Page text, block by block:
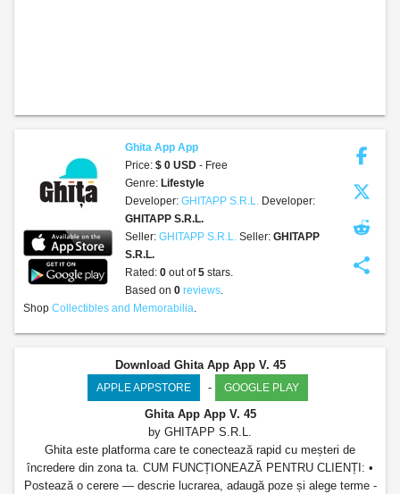
share
Ghita App App
Price: $ 0 USD - Free
Genre: Lifestyle
Developer: GHITAPP S.R.L. Developer:
GHITAPP S.R.L.
Seller: GHITAPP S.R.L. Seller: GHITAPP
S.R.L.
Rated: 0 out of5 stars.
Based on 0 reviews.
Shop Collectibles and Memorabilia.
Download Ghita App App V. 45
APPLE APPSTORE - GOOGLE PLAY
Ghita App App V. 45
by GHITAPP S.R.L.
Ghita este platforma care te conectează rapid cu meșteri de
încredere din zona ta. CUM FUNCȚIONEAZĂ PENTRU CLIENȚI: •
Postează o cerere — descrie lucrarea, adaugă poze și alege terme -